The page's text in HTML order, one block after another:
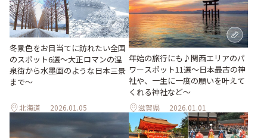
冬景色をお目当てに訪れたい全国
のスポット6選〜大正ロマンの温
泉街から水墨画のような日本三景
まで〜
北海道 2026.01.05
年始の旅行にも♪関西エリアのパ
ワースポット11選～日本最古の神
社や、一生に一度の願いを叶えて
くれる神社など～
滋賀県 2026.01.01